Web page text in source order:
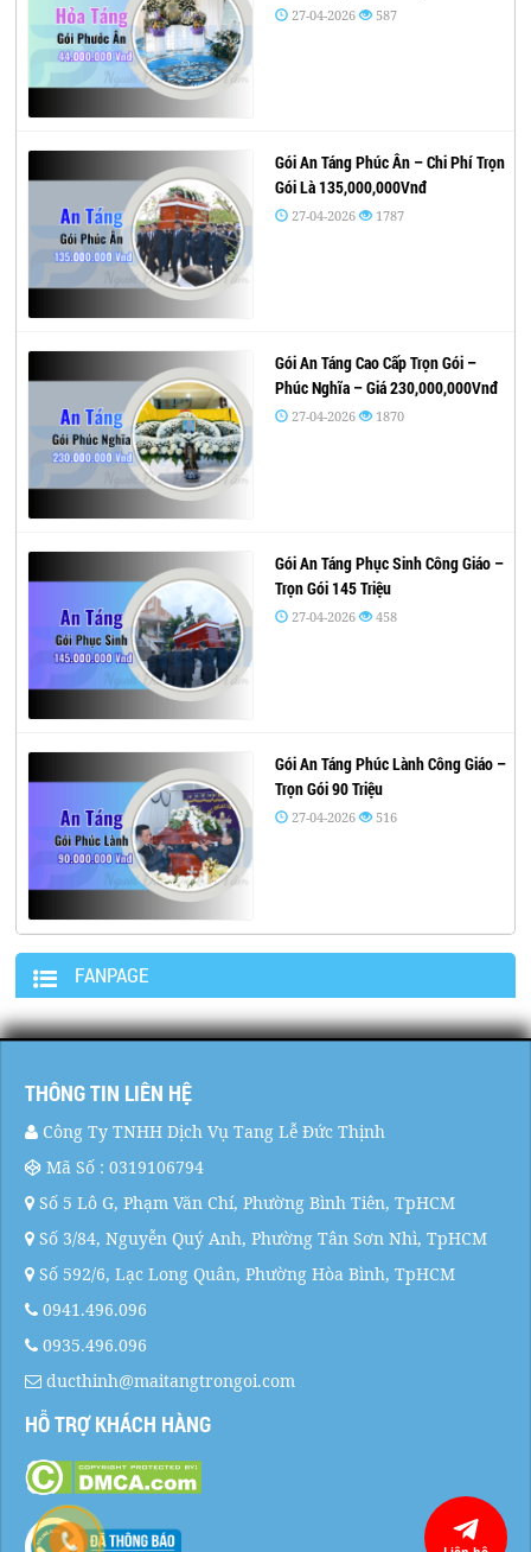
27-04-2026 587
Gói An Táng Phúc Ân – Chi Phí Trọn
Gói Là 135,000,000Vnđ
27-04-2026 1787
Gói An Táng Cao Cấp Trọn Gói –
Phúc Nghĩa – Giá 230,000,000Vnđ
27-04-2026 1870
Gói An Táng Phục Sinh Công Giáo –
Trọn Gói 145 Triệu
27-04-2026 458
Gói An Táng Phúc Lành Công Giáo –
Trọn Gói 90 Triệu
27-04-2026 516
FANPAGE
THÔNG TIN LIÊN HỆ
Công Ty TNHH Dịch Vụ Tang Lễ Đức Thịnh
Mã Số : 0319106794
Số 5 Lô G, Phạm Văn Chí, Phường Bình Tiên, TpHCM
Số 3/84, Nguyễn Quý Anh, Phường Tân Sơn Nhì, TpHCM
Số 592/6, Lạc Long Quân, Phường Hòa Bình, TpHCM
0941.496.096
0935.496.096
ducthinh@maitangtrongoi.com
HỖ TRỢ KHÁCH HÀNG